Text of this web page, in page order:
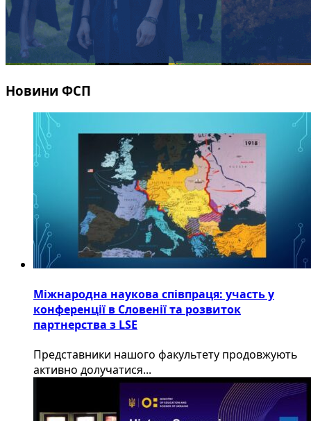
Новини ФСП
Міжнародна наукова співпраця: участь у
конференції в Словенії та розвиток
партнерства з LSE
​Представники нашого факультету продовжують
активно долучатися...